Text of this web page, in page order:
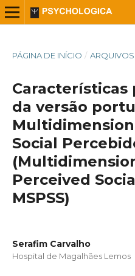
PÁGINA DE INÍCIO / ARQUIVOS
Características
da versão
Social
Perceived
MSPSS)
Serafim Carvalho
Hospital de Magalhães Lemos